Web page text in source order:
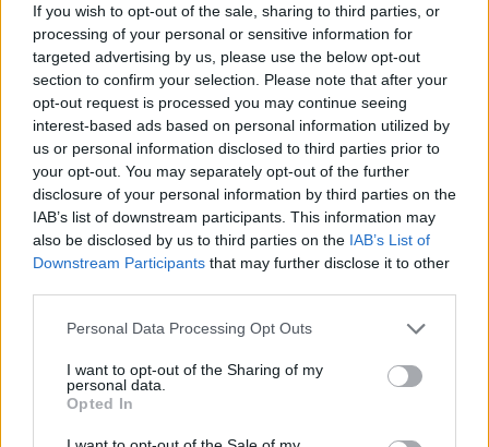
If you wish to opt-out of the sale, sharing to third parties, or
processing of your personal or sensitive information for
targeted advertising by us, please use the below opt-out
section to confirm your selection. Please note that after your
opt-out request is processed you may continue seeing
interest-based ads based on personal information utilized by
us or personal information disclosed to third parties prior to
your opt-out. You may separately opt-out of the further
disclosure of your personal information by third parties on the
IAB’s list of downstream participants. This information may
also be disclosed by us to third parties on the IAB’s List of
Downstream Participants that may further disclose it to other
Personal Data Processing Opt Outs
I want to opt-out of the Sharing of my
personal data.
Opted In
Πάνω από 100 μωρά έχουν
γεννηθεί μέσω εξωσωματικής, με
την υποστήριξη της Be-Live
27 Φεβρουαρίου 2026
Μεταπροπονητική πείνα: Ο λόγος
που θέλεις να καταβροχθίσεις τα
πάντα μετά την άσκηση
27 Φεβρουαρίου 2026
Ωρίων – Σπάνια νοσήματα
διαμόρφωσαν την ιστορία και το
27 Φεβρουαρίου 2026